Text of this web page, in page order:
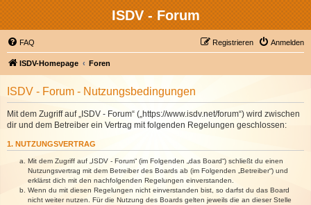
ISDV - Forum
FAQ Anmelden
Registrieren
ISDV-Homepage Foren
ISDV - Forum - Nutzungsbedingungen
Mit dem Zugriff auf „ISDV - Forum“ („https://www.isdv.net/forum“) wird zwischen
dir und dem Betreiber ein Vertrag mit folgenden Regelungen geschlossen:
1. NUTZUNGSVERTRAG
Mit dem Zugriff auf „ISDV - Forum“ (im Folgenden „das Board“) schließt du einen
Nutzungsvertrag mit dem Betreiber des Boards ab (im Folgenden „Betreiber“) und
erklärst dich mit den nachfolgenden Regelungen einverstanden.
Wenn du mit diesen Regelungen nicht einverstanden bist, so darfst du das Board
nicht weiter nutzen. Für die Nutzung des Boards gelten jeweils die an dieser Stelle